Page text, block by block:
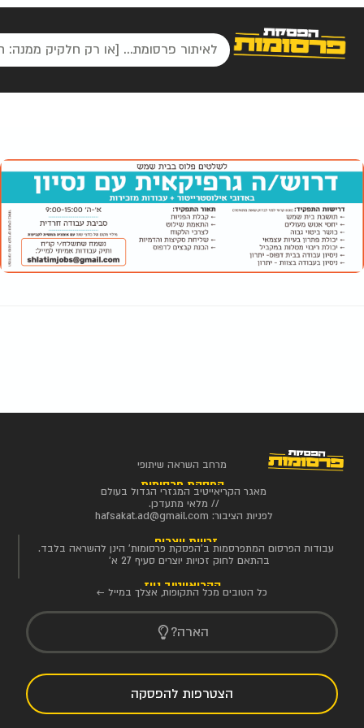
מרחב השראה שיתופי
הפסקת פרסומות
מאגר הקריאייטיב המגזרי הגדול בעולם
// מלאי מתעדכן.
לפניות הציבור: hafsakat.ad@gmail.com
זכויות יוצרים
עבודות הפרסום המתפרסמות ב'הפסקת פרסומות' הינן להשראה בלבד.
בהתאם לחוק זכויות יוצרים סעיף 27 א'
הקריאייטיב ניוז
כל הטובים מכל התקופות, אצלך במייל ←
הארה?
הצטרפות להפסקה